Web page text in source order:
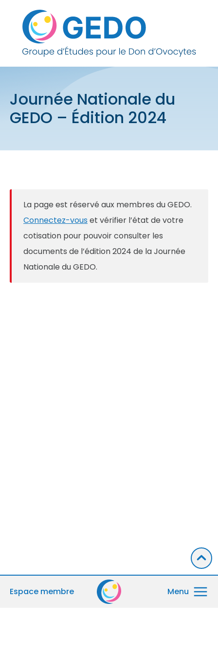
Espace membre Menu
Journée Nationale du
GEDO – Édition 2024
La page est réservé aux membres du GEDO.
Connectez-vouset vérifier l’état de votre
cotisation pour pouvoir consulter les
documents de l’édition 2024 de la Journée
Nationale du GEDO.